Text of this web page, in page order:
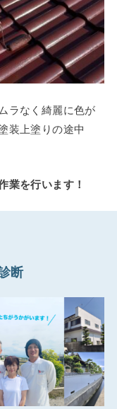
ラなく綺麗に色が
装上塗りの途中
業を行います！
断